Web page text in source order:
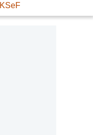
KSeF